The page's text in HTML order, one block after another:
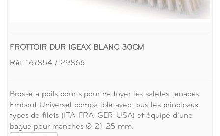
FROTTOIR DUR IGEAX BLANC 30CM
Réf. 167854 / 29866
Brosse à poils courts pour nettoyer les saletés tenaces.
Embout Universel compatible avec tous les principaux
types de filets (ITA-FRA-GER-USA) et équipé d’une
bague pour manches Ø 21-25 mm.